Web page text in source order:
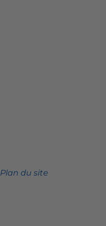
Plan du site